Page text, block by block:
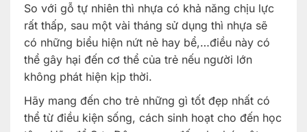
So với gỗ tự nhiên thì nhựa có khả năng chịu lực
rất thấp, sau một vài tháng sử dụng thì nhựa sẽ
có những biểu hiện nứt nẻ hay bể,…điều này có
thể gây hại đến cơ thể của trẻ nếu người lớn
không phát hiện kịp thời.
Hãy mang đến cho trẻ những gì tốt đẹp nhất có
thể từ điều kiện sống, cách sinh hoạt cho đến học